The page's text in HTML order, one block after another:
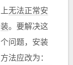
上无法正常安
装。要解决这
个问题，安装
方法应改为：